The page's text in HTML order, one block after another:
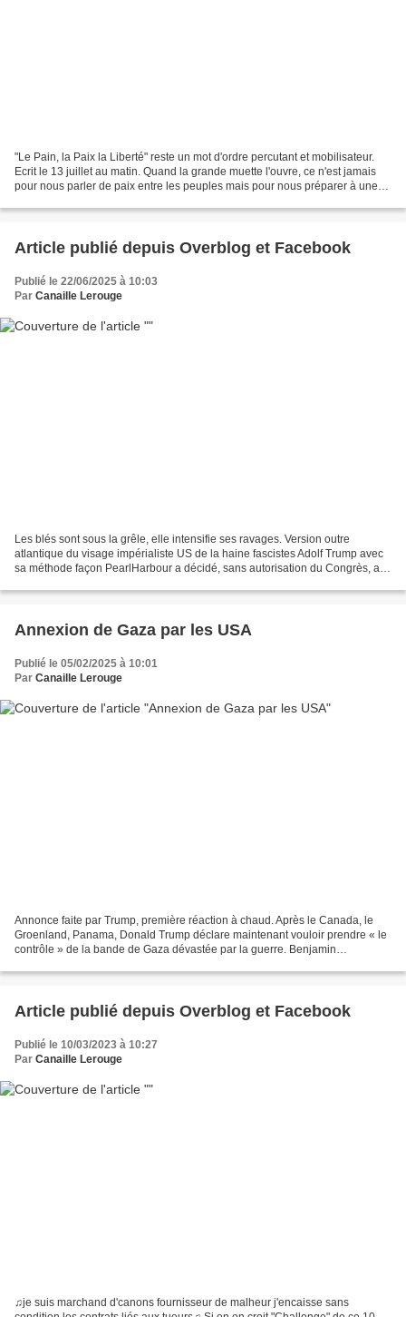
"Le Pain, la Paix la Liberté" reste un mot d'ordre percutant et mobilisateur.
Ecrit le 13 juillet au matin. Quand la grande muette l'ouvre, ce n'est jamais
pour nous parler de paix entre les peuples mais pour nous préparer à une
Article publié depuis Overblog et Facebook
Publié le 22/06/2025 à 10:03
Par Canaille Lerouge
Les blés sont sous la grêle, elle intensifie ses ravages. Version outre
atlantique du visage impérialiste US de la haine fascistes Adolf Trump avec
sa méthode façon PearlHarbour a décidé, sans autorisation du Congrès, au
Annexion de Gaza par les USA
Publié le 05/02/2025 à 10:01
Par Canaille Lerouge
Annonce faite par Trump, première réaction à chaud. Après le Canada, le
Groenland, Panama, Donald Trump déclare maintenant vouloir prendre « le
contrôle » de la bande de Gaza dévastée par la guerre. Benjamin
Article publié depuis Overblog et Facebook
Publié le 10/03/2023 à 10:27
Par Canaille Lerouge
♫je suis marchand d'canons fournisseur de malheur j'encaisse sans